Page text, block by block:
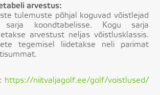
arvestus:
tulemuste põhjal koguvad võistlejad
koondtabelisse. Kogu sarja
arvestust neljas võistlusklassis.
tegemisel liidetakse neli parimat
https://niitvaljagolf.ee/golf/voistlused/